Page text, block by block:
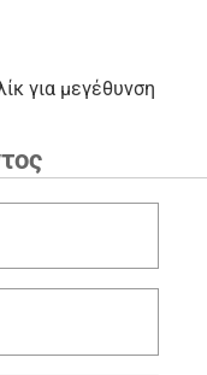
για μεγέθυνση